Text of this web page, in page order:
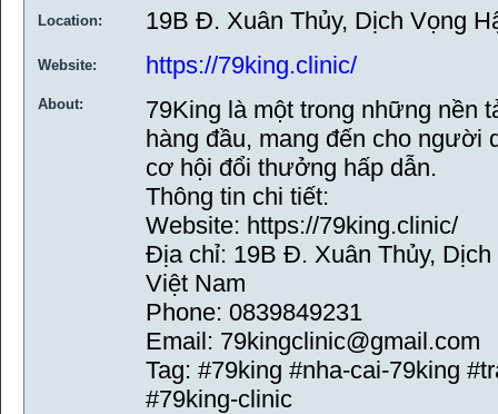
Location: 19B Đ. Xuân Thủy, Dịch Vọng
Website: https://79king.clinic/
About:
79King là một trong những nền
hàng đầu, mang đến cho người
cơ hội đổi thưởng hấp dẫn.
Thông tin chi tiết:
Website: https://79king.clinic/
Địa chỉ: 19B Đ. Xuân Thủy,
Việt Nam
Phone: 0839849231
Email: 79kingclinic@gmail.com
Tag: #79king #nha-cai-79king
#79king-clinic